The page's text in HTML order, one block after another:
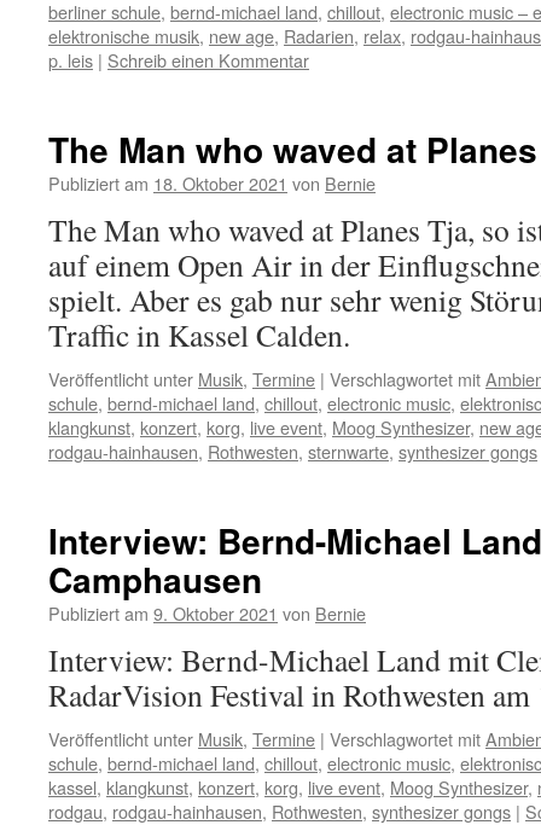
berliner schule, bernd-michael land, chillout, electronic music –
elektronische musik, new age, Radarien, relax, rodgau-
p. leis | Schreib einen Kommentar
The Man who waved at Planes
Publiziert am 18. Oktober 2021 von Bernie
The Man who waved at Planes Tja, so
auf einem Open Air in der
spielt. Aber es gab nur sehr wenig
Traffic in Kassel Calden.
Veröffentlicht unter Musik, Termine | Verschlagwortet mit
schule, bernd-michael land, chillout, electronic music,
klangkunst, konzert, korg, live event, Moog Synthesizer, new
rodgau-hainhausen, Rothwesten, sternwarte, synthesizer gongs
Interview: Bernd-Michael
Camphausen
Publiziert am 9. Oktober 2021 von Bernie
Interview: Bernd-Michael Land mit
RadarVision Festival in Rothwesten
Veröffentlicht unter Musik, Termine | Verschlagwortet mit
schule, bernd-michael land, chillout, electronic music,
kassel, klangkunst, konzert, korg, live event, Moog Synthesizer,
rodgau, rodgau-hainhausen, Rothwesten, synthesizer gongs |